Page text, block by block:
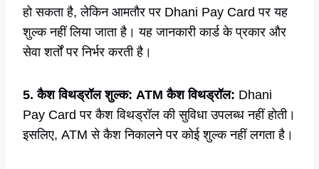
हो सकता है, लेकिन आमतौर पर Dhani Pay Card पर यह
शुल्क नहीं लिया जाता है। यह जानकारी कार्ड के प्रकार और
सेवा शर्तों पर निर्भर करती है।
5. कैश विथड्रॉल शुल्क: ATM कैश विथड्रॉल: Dhani
Pay Card पर कैश विथड्रॉल की सुविधा उपलब्ध नहीं होती।
इसलिए, ATM से कैश निकालने पर कोई शुल्क नहीं लगता है।